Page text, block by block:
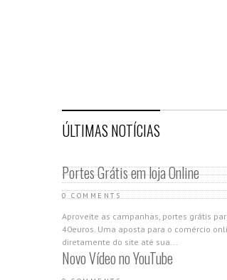
ÚLTIMAS NOTÍCIAS
Portes Grátis em loja Online
0 COMMENTS
Aproveite as campanhas, portes grátis
40euros. Uma aposta para o comércio
diretamente do site até sua...
Novo Vídeo no YouTube